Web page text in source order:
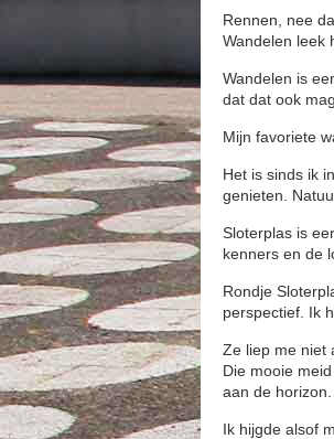
Rennen, nee
Wandelen leek
Wandelen is
dat dat ook mag.
Mijn favoriete
Het is sinds ik
genieten.
Sloterplas is
kenners en de
Rondje
perspectief. Ik
Ze liep me niet
Die mooie
aan de horizon.
Ik hijgde alsof